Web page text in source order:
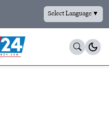
Select Language▼